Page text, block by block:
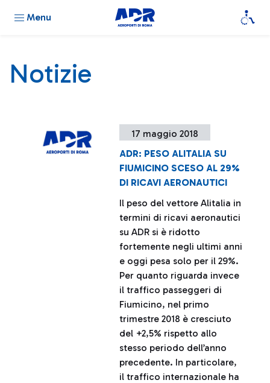
Menu
Notizie
17 maggio 2018
ADR: PESO ALITALIA SU
FIUMICINO SCESO AL 29%
DI RICAVI AERONAUTICI
Il peso del vettore Alitalia in
termini di ricavi aeronautici
su ADR si è ridotto
fortemente negli ultimi anni
e oggi pesa solo per il 29%.
Per quanto riguarda invece
il traffico passeggeri di
Fiumicino, nel primo
trimestre 2018 è cresciuto
del +2,5% rispetto allo
stesso periodo dell’anno
precedente. In particolare,
il traffico internazionale ha